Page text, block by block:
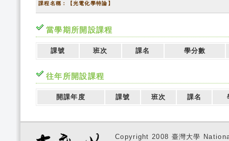
課程名稱：【光電化學特論】
當學期所開設課程
課號 班次 課名 學分數
往年所開設課程
開課年度 課號 班次 課名
Copyright 2008 臺灣大學